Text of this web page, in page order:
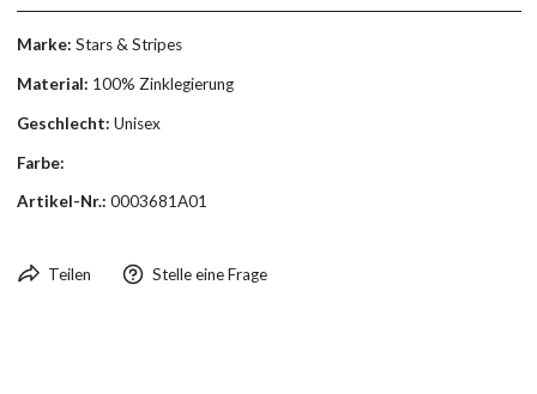
Marke: Stars & Stripes
Material: 100% Zinklegierung
Geschlecht: Unisex
Farbe:
Artikel-Nr.: 0003681A01
Teilen Stelle eine Frage